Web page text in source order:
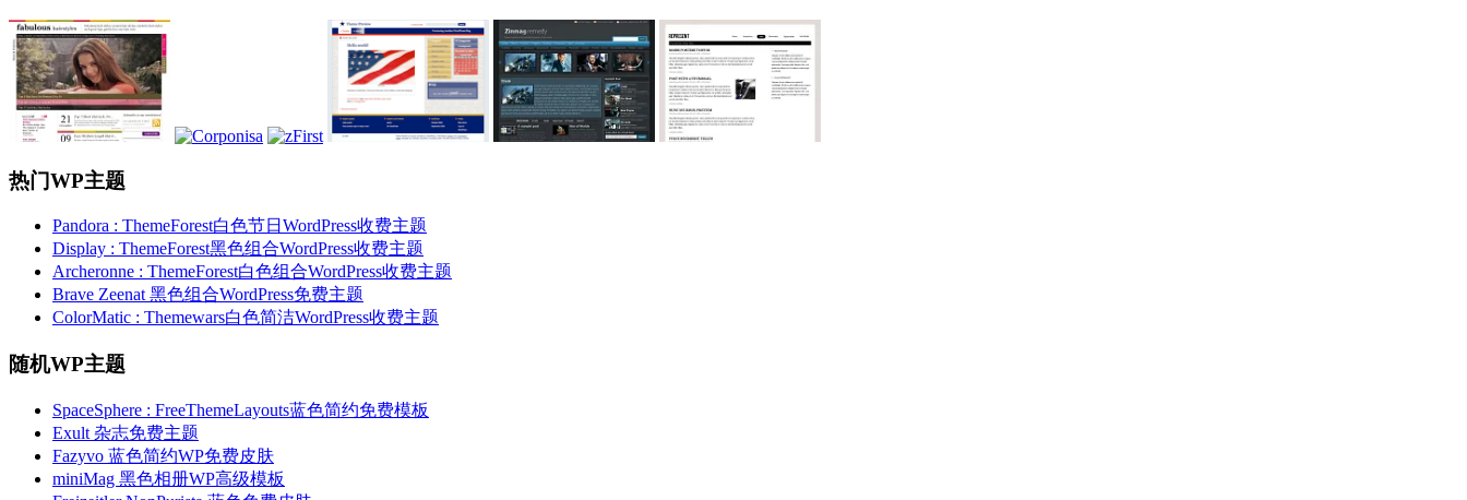
热门WP主题
Pandora : ThemeForest白色节日WordPress收费主题
Display : ThemeForest黑色组合WordPress收费主题
Archeronne : ThemeForest白色组合WordPress收费主题
Brave Zeenat 黑色组合WordPress免费主题
ColorMatic : Themewars白色简洁WordPress收费主题
随机WP主题
SpaceSphere : FreeThemeLayouts蓝色简约免费模板
Exult 杂志免费主题
Fazyvo 蓝色简约WP免费皮肤
miniMag 黑色相册WP高级模板